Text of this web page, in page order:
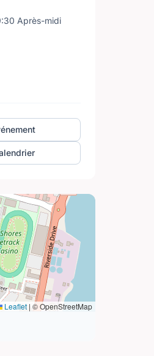
Après-midi
Leaflet | © OpenStreetMap